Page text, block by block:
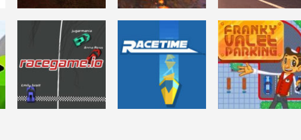
AVENTURAS
BEWARE (Driving
Horror Game)
ACCIÓN
HEAVY METAL
MACHINES
CARRERAS
AMERICAN TRUCK
SIMULATOR –
New Mexico
33.6K